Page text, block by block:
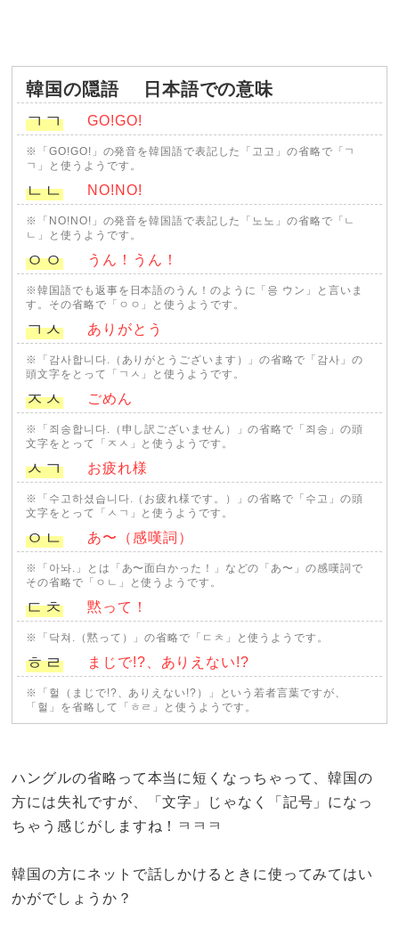
韓国の隠語
日本語での意味
ㄱㄱ
GO!GO!
※「GO!GO!」の発音を韓国語で表記した「고고」の省略で「ㄱ
ㄱ」と使うようです。
ㄴㄴ NO!NO!
※「NO!NO!」の発音を韓国語で表記した「노노」の省略で「ㄴ
ㄴ」と使うようです。
ㅇㅇ うん！うん！
※韓国語でも返事を日本語のうん！のように「응 ウン」と言いま
す。その省略で「ㅇㅇ」と使うようです。
ㄱㅅ ありがとう
※「감사합니다.（ありがとうございます）」の省略で「감사」の
頭文字をとって「ㄱㅅ」と使うようです。
ㅈㅅ ごめん
※「죄송합니다.（申し訳ございません）」の省略で「죄송」の頭
文字をとって「ㅈㅅ」と使うようです。
ㅅㄱ お疲れ様
※「수고하셨습니다.（お疲れ様です。）」の省略で「수고」の頭
文字をとって「ㅅㄱ」と使うようです。
ㅇㄴ あ〜（感嘆詞）
※「아놔.」とは「あ〜面白かった！」などの「あ〜」の感嘆詞で
その省略で「ㅇㄴ」と使うようです。
ㄷㅊ 黙って！
※「닥쳐.（黙って）」の省略で「ㄷㅊ」と使うようです。
ㅎㄹ まじで!?、ありえない!?
※「헐（まじで!?、ありえない!?）」という若者言葉ですが、
「헐」を省略して「ㅎㄹ」と使うようです。
ハングルの省略って本当に短くなっちゃって、韓国の
方には失礼ですが、「文字」じゃなく「記号」になっ
ちゃう感じがしますね！ㅋㅋㅋ
韓国の方にネットで話しかけるときに使ってみてはい
かがでしょうか？